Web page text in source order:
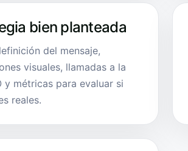
bien planteada
del mensaje,
visuales, llamadas a la
y métricas para evaluar si
reales.